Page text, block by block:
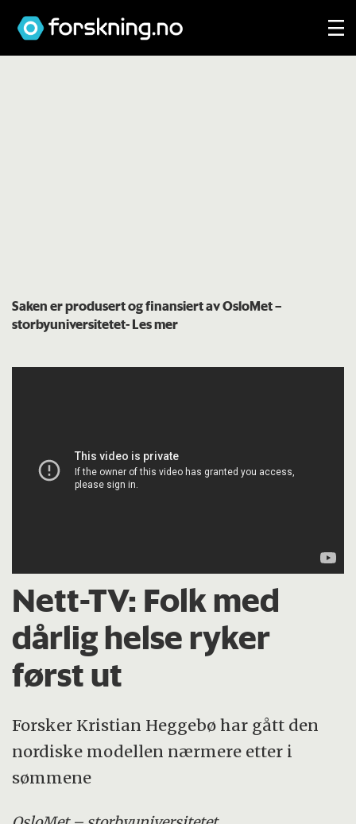
Saken er produsert og finansiert av OsloMet –
storbyuniversitetet- Les mer
Nett-TV: Folk med
dårlig helse ryker
først ut
Forsker Kristian Heggebø har gått den
nordiske modellen nærmere etter i
sømmene